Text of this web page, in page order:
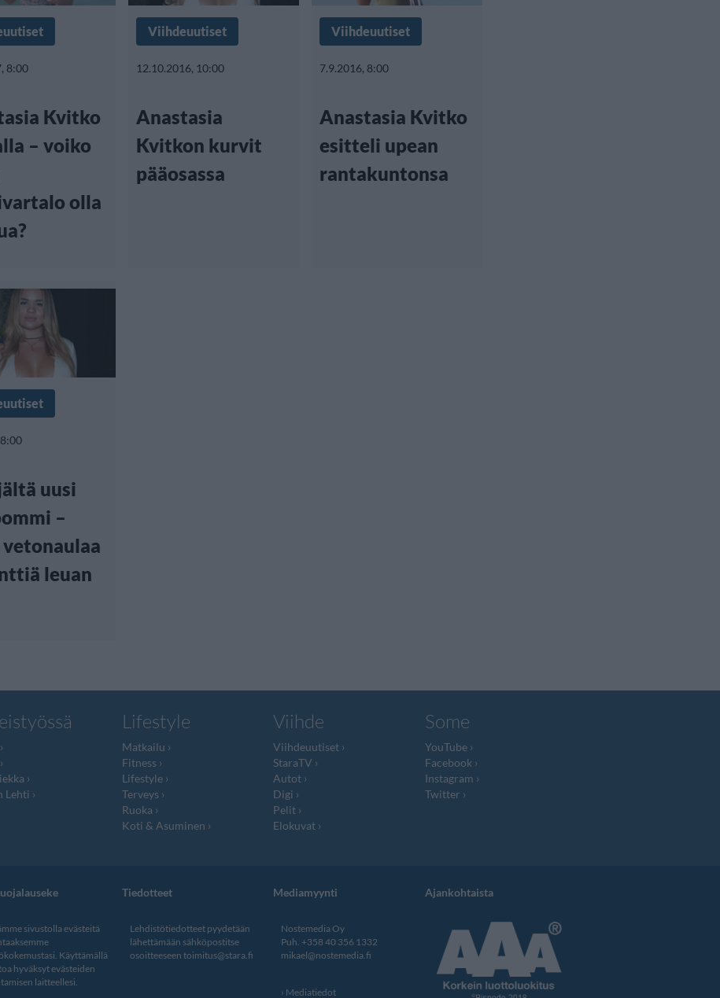
8:00
Kvitko
– voiko
olla
Viihdeuutiset
12.10.2016, 10:00
Anastasia
Kvitkon kurvit
pääosassa
Viihdeuutiset
7.9.2016, 8:00
Anastasia Kvitko
esitteli upean
rantakuntonsa
uusi
–
leuan
Lehti
Lifestyle
Matkailu
Fitness
Lifestyle
Terveys
Ruoka
Koti & Asuminen
Viihde
Viihdeuutiset
StaraTV
Autot
Digi
Pelit
Elokuvat
Some
YouTube
Facebook
Instagram
Twitter
sivustolla evästeitä
Käyttämällä
hyväksyt evästeiden
laitteellesi.
Tiedotteet
Lehdistötiedotteet pyydetään
lähettämään sähköpostitse
osoitteeseen toimitus@stara.fi
Mediamyynti
Nostemedia Oy
Puh. +358 40 356 1332
mikael@nostemedia.fi
Mediatiedot
Ajankohtaista